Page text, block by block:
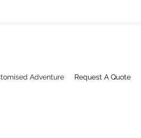
Adventure Request A Quote